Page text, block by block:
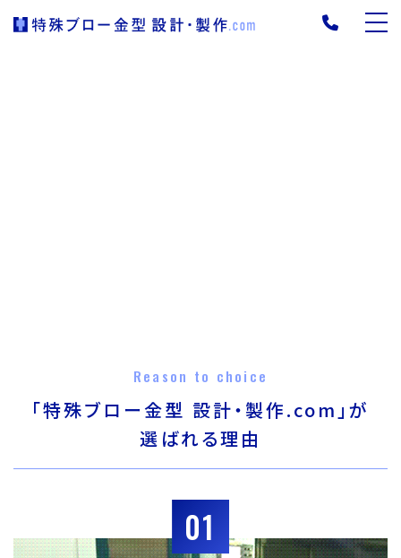
Reason to choice
「特殊ブロー金型 設計・製作.com」が
選ばれる理由
01